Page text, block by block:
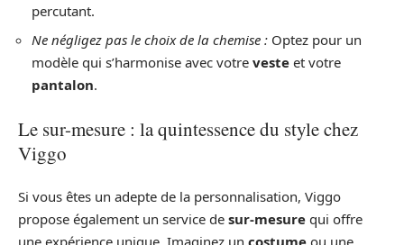
percutant.
Ne négligez pas le choix de la chemise : Optez pour un
modèle qui s’harmonise avec votre veste et votre
pantalon.
Le sur-mesure : la quintessence du style chez
Viggo
Si vous êtes un adepte de la personnalisation, Viggo
propose également un service de sur-mesure qui offre
une expérience unique. Imaginez un costume ou une